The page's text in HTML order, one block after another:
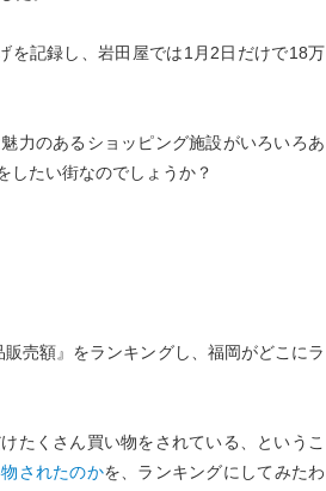
を記録し、岩田屋では1月2日だけで18万
力のあるショッピング施設がいろいろあ
したい街なのでしょうか？
売額』をランキングし、福岡がどこにラ
たくさん買い物をされている、というこ
されたのかを、ランキングにしてみたわ